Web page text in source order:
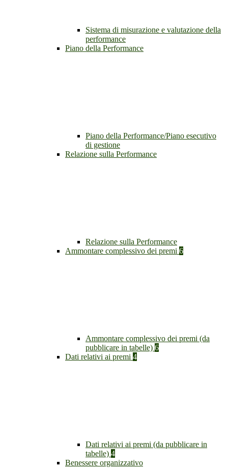
Sistema di misurazione e valutazione della
performance
Piano della Performance
Piano della Performance/Piano esecutivo
di gestione
Relazione sulla Performance
Relazione sulla Performance
Ammontare complessivo dei premi 6
Ammontare complessivo dei premi (da
pubblicare in tabelle) 6
Dati relativi ai premi 4
Dati relativi ai premi (da pubblicare in
tabelle) 4
Benessere organizzativo